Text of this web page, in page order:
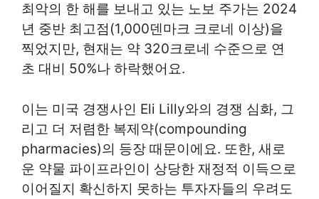
최악의 한 해를 보내고 있는 노보 주가는 2024
년 중반 최고점(1,000덴마크 크로네 이상)을
찍었지만, 현재는 약 320크로네 수준으로 연
초 대비 50%나 하락했어요.
이는 미국 경쟁사인 Eli Lilly와의 경쟁 심화, 그
리고 더 저렴한 복제약(compounding
pharmacies)의 등장 때문이에요. 또한, 새로
운 약물 파이프라인이 상당한 재정적 이득으로
이어질지 확신하지 못하는 투자자들의 우려도